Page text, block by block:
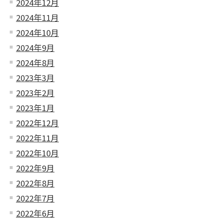
2024年12月
2024年11月
2024年10月
2024年9月
2024年8月
2023年3月
2023年2月
2023年1月
2022年12月
2022年11月
2022年10月
2022年9月
2022年8月
2022年7月
2022年6月